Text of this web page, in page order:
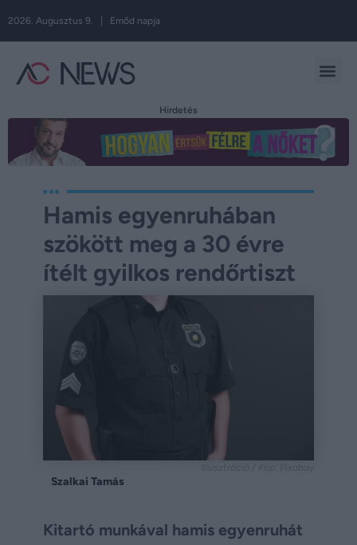
2026. Augusztus 9. | Emőd napja
Hirdetés
Hamis egyenruhában
szökött meg a 30 évre
ítélt gyilkos rendőrtiszt
Szalkai Tamás
Kitartó munkával hamis egyenruhát